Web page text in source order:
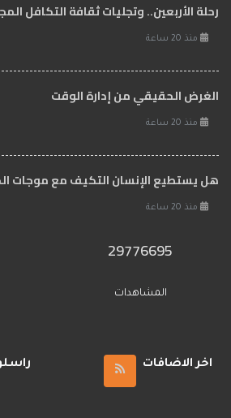
رحلة الأربعين.. وتجليات ثقافة التكافل
منذ 20 ساعة
الغرض الحقيقي من إدارة الوقت
منذ 20 ساعة
هل يستطيع الإنسان التكيف مع موجات
منذ 20 ساعة
29776695
المشاهدات
اخر الاضافات